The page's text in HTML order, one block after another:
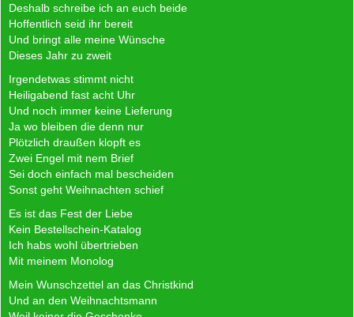
Deshalb schreibe ich an euch beide
Hoffentlich seid ihr bereit
Und bringt alle meine Wünsche
Dieses Jahr zu zweit
Irgendetwas stimmt nicht
Heiligabend fast acht Uhr
Und noch immer keine Lieferung
Ja wo bleiben die denn nur
Plötzlich draußen klopft es
Zwei Engel mit nem Brief
Sei doch einfach mal bescheiden
Sonst geht Weihnachten schief
Es ist das Fest der Liebe
Kein Bestellschein-Katalog
Ich habs wohl übertrieben
Mit meinem Monolog
Mein Wunschzettel an das Christkind
Und an den Weihnachtsmann